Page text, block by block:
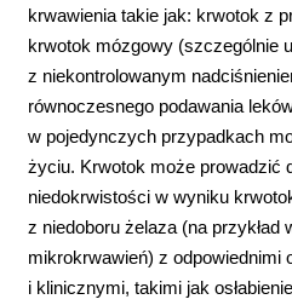
krwawienia takie jak: krwotok z
krwotok mózgowy (szczególnie
z niekontrolowanym
równoczesnego podawania
w pojedynczych przypadkach
życiu. Krwotok może prowadzić
niedokrwistości w wyniku
z niedoboru żelaza (na przykład
mikrokrwawień) z odpowiednimi
i klinicznymi, takimi jak